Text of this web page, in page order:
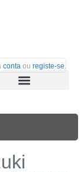
conta ou registe-se.